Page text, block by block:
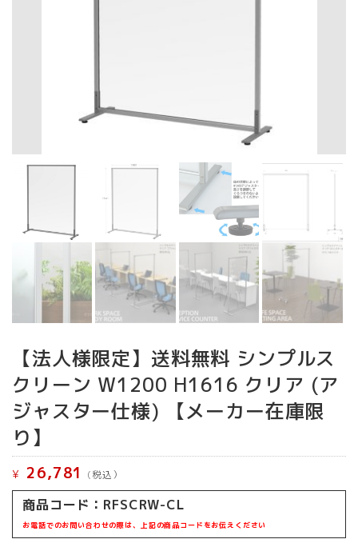
【法人様限定】送料無料 シンプルス
クリーン W1200 H1616 クリア (ア
ジャスター仕様) 【メーカー在庫限
り】
¥ 26,781 (税込）
商品コード： RFSCRW-CL
お電話でのお問い合わせの際は、上記の商品コードをお伝えください